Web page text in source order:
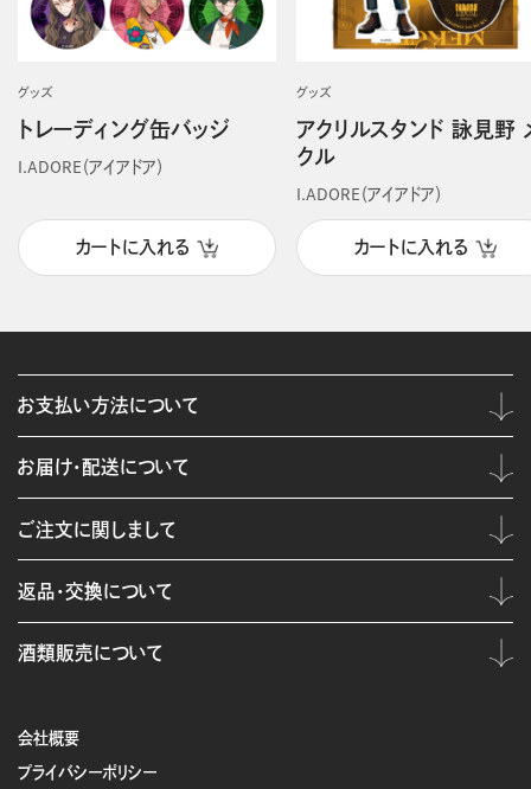
グッズ
トレーディング缶バッジ
I.ADORE（アイアドア）
カートに入れる
グッズ
アクリルスタンド 詠見野
クル
I.ADORE（アイアドア）
カートに入れる
会社概要
プライバシーポリシー
お支払い方法について
お届け・配送について
ご注文に関しまして
返品・交換について
酒類販売について